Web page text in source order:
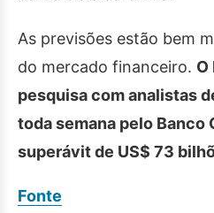
As previsões estão bem
do mercado financeiro. O
pesquisa com analistas
toda semana pelo Banco
superávit de US$ 73
Fonte